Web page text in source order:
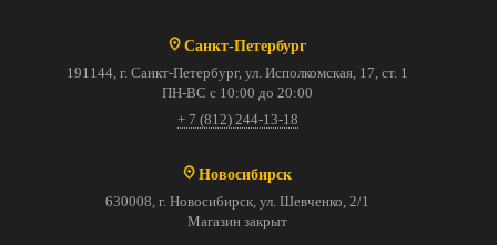
Санкт-Петербург
191144, г. Санкт-Петербург, ул. Исполкомская, 17, ст. 1
ПН-ВС с 10:00 до 20:00
+ 7 (812) 244-13-18
Новосибирск
630008, г. Новосибирск, ул. Шевченко, 2/1
Магазин закрыт